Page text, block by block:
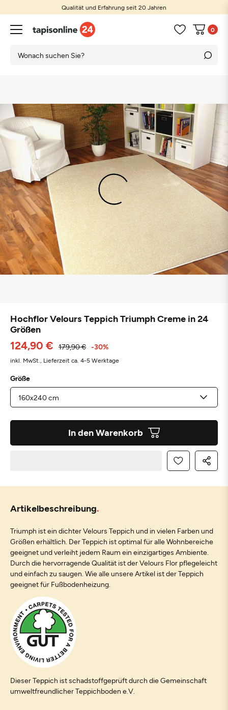
Qualität und Erfahrung seit 20 Jahren
0
Hochflor Velours Teppich Triumph Creme in 24
Größen
124,90 € 179,90 € -30%
inkl. MwSt., Lieferzeit ca. 4-5 Werktage
Größe
In den Warenkorb
Artikelbeschreibung
Triumph ist ein dichter Velours Teppich und in vielen Farben und
Größen erhältlich. Der Teppich ist optimal für alle Wohnbereiche
geeignet und verleiht jedem Raum ein einzigartiges Ambiente.
Durch die hervorragende Qualität ist der Velours Flor pflegeleicht
und einfach zu saugen. Wie alle unsere Artikel ist der Teppich
geeignet für Fußbodenheizung.
Dieser Teppich ist schadstoffgeprüft durch die Gemeinschaft
umweltfreundlicher Teppichboden e.V.